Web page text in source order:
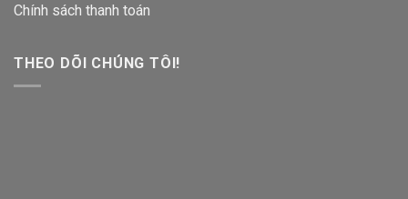
Chính sách thanh toán
THEO DÕI CHÚNG TÔI!